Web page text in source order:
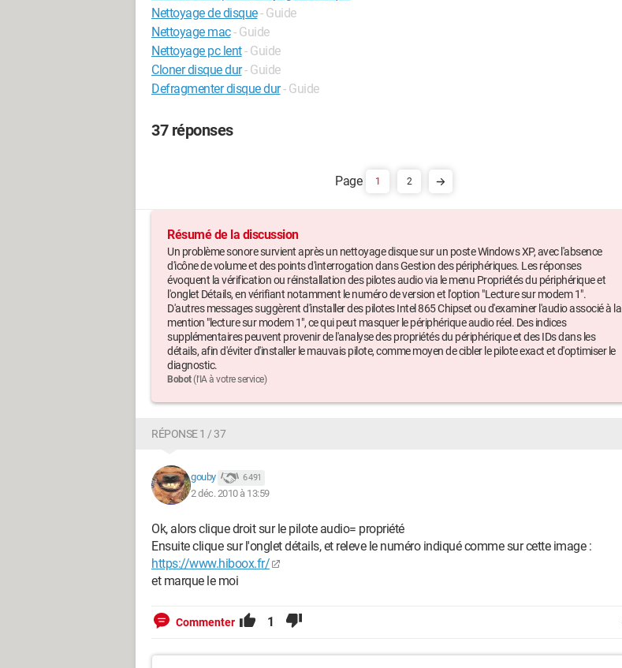
Nettoyage de disque- Guide
Nettoyage mac- Guide
Nettoyage pc lent- Guide
Cloner disque dur- Guide
Defragmenter disque dur- Guide
37 réponses
1 2
Résumé de la discussion
Un problème sonore survient après un nettoyage disque sur un poste Windows XP, avec l'absence
d'icône de volume et des points d'interrogation dans Gestion des périphériques. Les réponses
évoquent la vérification ou réinstallation des pilotes audio via le menu Propriétés du périphérique et
l'onglet Détails, en vérifiant notamment le numéro de version et l'option "Lecture sur modem 1".
D'autres messages suggèrent d'installer des pilotes Intel 865 Chipset ou d'examiner l'audio associé à la
mention "lecture sur modem 1", ce qui peut masquer le périphérique audio réel. Des indices
supplémentaires peuvent provenir de l'analyse des propriétés du périphérique et des IDs dans les
détails, afin d'éviter d'installer le mauvais pilote, comme moyen de cibler le pilote exact et d'optimiser le
diagnostic.
Bobot(l'IA à votre service)
RÉPONSE 1 / 37
gouby 6 491
2 déc. 2010 à 13:59
Ok, alors clique droit sur le pilote audio= propriété
Ensuite clique sur l'onglet détails, et releve le numéro indiqué comme sur cette image :
https://www.hiboox.fr/
et marque le moi
Commenter 1